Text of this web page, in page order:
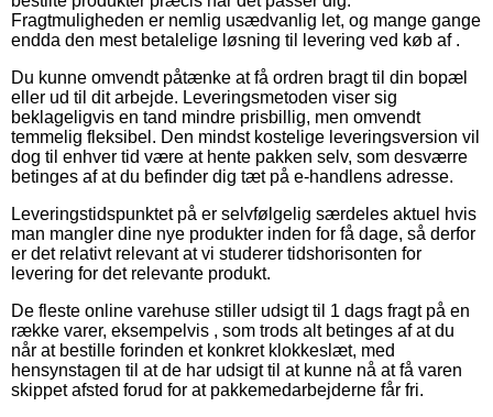
Fragtmuligheden er nemlig usædvanlig let, og mange gange
endda den mest betalelige løsning til levering ved køb af .
Du kunne omvendt påtænke at få ordren bragt til din bopæl
eller ud til dit arbejde. Leveringsmetoden viser sig
beklageligvis en tand mindre prisbillig, men omvendt
temmelig fleksibel. Den mindst kostelige leveringsversion vil
dog til enhver tid være at hente pakken selv, som desværre
betinges af at du befinder dig tæt på e-handlens adresse.
Leveringstidspunktet på er selvfølgelig særdeles aktuel hvis
man mangler dine nye produkter inden for få dage, så derfor
er det relativt relevant at vi studerer tidshorisonten for
levering for det relevante produkt.
De fleste online varehuse stiller udsigt til 1 dags fragt på en
række varer, eksempelvis , som trods alt betinges af at du
når at bestille forinden et konkret klokkeslæt, med
hensynstagen til at de har udsigt til at kunne nå at få varen
skippet afsted forud for at pakkemedarbejderne får fri.